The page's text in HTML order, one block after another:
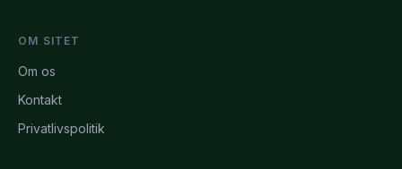
OM SITET
Om os
Kontakt
Privatlivspolitik